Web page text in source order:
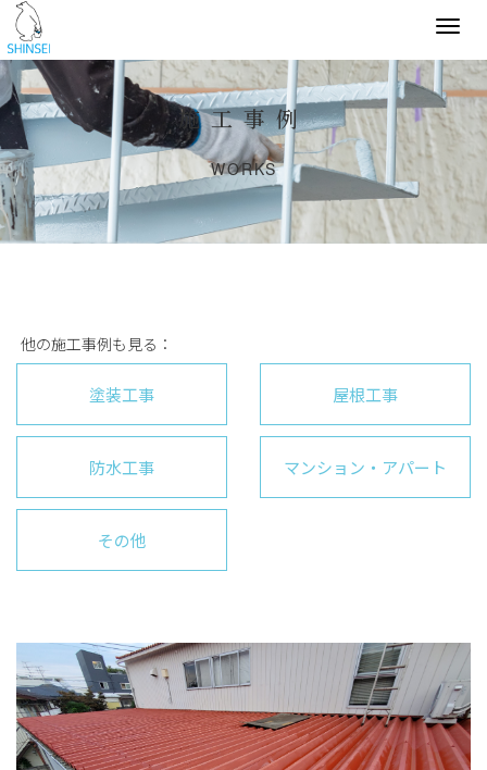
施工事例
WORKS
他の施工事例も見る：
塗装工事 屋根工事
防水工事 マンション・アパート
その他